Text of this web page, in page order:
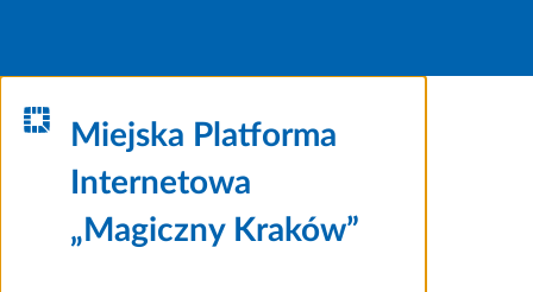
Miejska Platforma
Internetowa
„Magiczny Kraków”